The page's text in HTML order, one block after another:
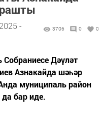
-
3706 0 0
Дәүләт
Азнакайда шәһәр
муниципаль район
бар иде.